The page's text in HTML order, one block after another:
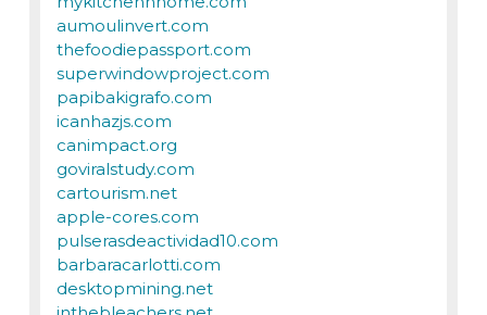
aumoulinvert.com
thefoodiepassport.com
superwindowproject.com
papibakigrafo.com
icanhazjs.com
canimpact.org
goviralstudy.com
cartourism.net
apple-cores.com
pulserasdeactividad10.com
barbaracarlotti.com
desktopmining.net